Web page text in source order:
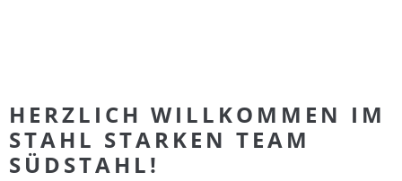
HERZLICH WILLKOMMEN IM
STAHL STARKEN TEAM
SÜDSTAHL!